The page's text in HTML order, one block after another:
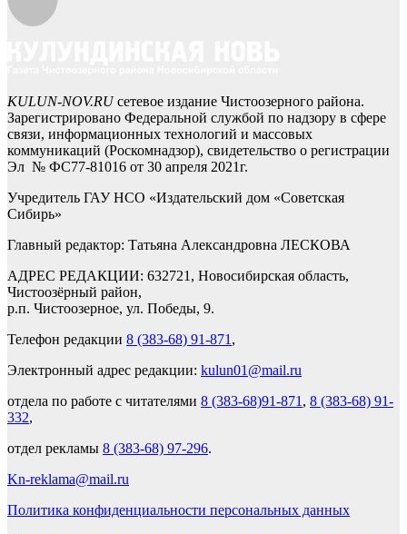
KULUN-NOV.RUсетевое издание Чистоозерного района.
Зарегистрировано Федеральной службой по надзору в сфере
связи, информационных технологий и массовых
коммуникаций (Роскомнадзор), свидетельство о регистрации
Эл № ФС77-81016 от 30 апреля 2021г.
Учредитель ГАУ НСО «Издательский дом «Советская
Сибирь»
Главный редактор: Татьяна Александровна ЛЕСКОВА
АДРЕС РЕДАКЦИИ: 632721, Новосибирская область,
Чистоозёрный район,
р.п. Чистоозерное, ул. Победы, 9.
Телефон редакции 8 (383-68) 91-871 ,
Электронный адрес редакции: kulun01@mail.ru
отдела по работе с читателями 8 (383-68)91-871 , 8 (383-68) 91-
332,
отдел рекламы 8 (383-68) 97-296.
Kn-reklama@mail.ru
Политика конфиденциальности персональных данных